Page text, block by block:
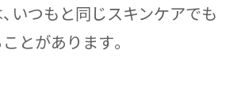
いつもと同じスキンケアでも
とがあります。